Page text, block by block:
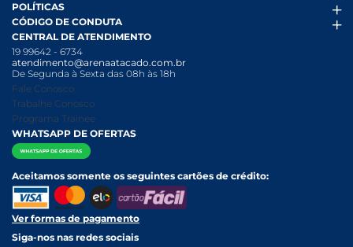
Arena Mais
Fácil Pra Pagar
Ofertas
Folheto
Nossas Lojas
Nossa História
Relatório Transparência Salarial
POLÍTICAS
Termos de uso
Política de Trocas e Devoluções
Política de Privacidade
Política Anticorrupção
Política de entrega e Retirada
Política de Pagamento
CÓDIGO DE CONDUTA
Código de conduta PDF
Canal de Denúncias
Canal de Denúncias da Mulher
CENTRAL DE ATENDIMENTO
19 99642 - 6734
atendimento@arenaatacado.com.br
De Segunda à Sexta das 08h às 18h
Fale Conosco
Trabalhe Conosco
Programa Trainee
WHATSAPP DE OFERTAS
Aceitamos somente os seguintes cartões de crédito:
Ver formas de pagamento
Siga-nos nas redes sociais